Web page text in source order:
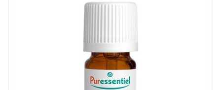
Bio, Vegan
25°C)